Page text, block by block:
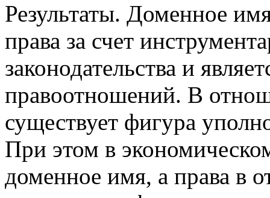
Результаты. Доменное
права за счет
законодательства и
правоотношений. В
существует фигура
При этом в
доменное имя, а права в